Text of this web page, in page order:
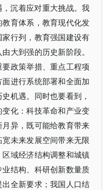
沉着应对重大挑战。我
育体系，教育现代化发
行列，教育强国建设有
大到强的历史新阶段。
政策举措、重点工程项
进行系统部署和全面加
机遇。同时也要看到，
化：科技革命和产业变
异，既可能给教育带来
未来发展空间带来无限
域经济结构调整和城镇
结构、科研创新数量质
全新要求；我国人口结